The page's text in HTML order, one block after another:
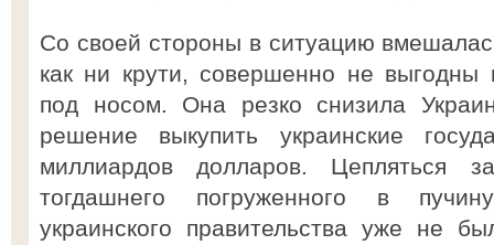
Со своей стороны в ситуацию
как ни крути, совершенно не выгодны
под носом. Она резко снизила
решение выкупить украинские
миллиардов долларов. Цепляться
тогдашнего погруженного в
украинского правительства уже не